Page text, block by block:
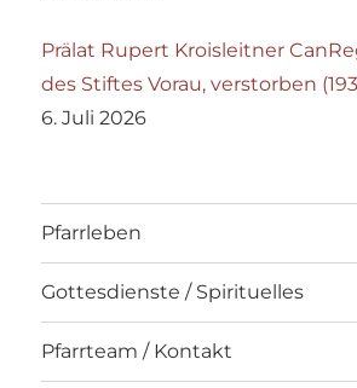
Prälat Rupert Kroisleitner
des Stiftes Vorau, verstorben
6. Juli 2026
Pfarrleben
Gottesdienste / Spirituelles
Pfarrteam / Kontakt